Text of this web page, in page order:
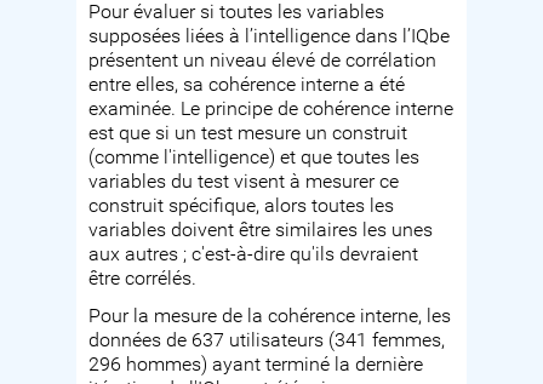
Pour évaluer si toutes les variables
supposées liées à l’intelligence dans l’IQbe
présentent un niveau élevé de corrélation
entre elles, sa cohérence interne a été
examinée. Le principe de cohérence interne
est que si un test mesure un construit
(comme l'intelligence) et que toutes les
variables du test visent à mesurer ce
construit spécifique, alors toutes les
variables doivent être similaires les unes
aux autres ; c'est-à-dire qu'ils devraient
être corrélés.
Pour la mesure de la cohérence interne, les
données de 637 utilisateurs (341 femmes,
296 hommes) ayant terminé la dernière